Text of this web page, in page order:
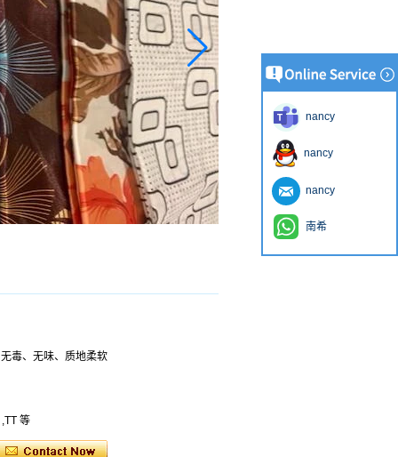
毒、无味、质地柔软
等
nancy
nancy
nancy
南希